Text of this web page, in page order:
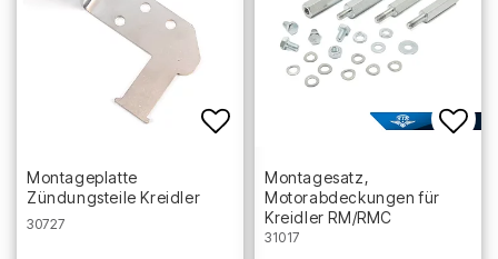
Add to list of favorites
Montageplatte
Zündungsteile Kreidler
30727
Montagesatz,
Motorabdeckungen für
Kreidler RM/RMC
31017